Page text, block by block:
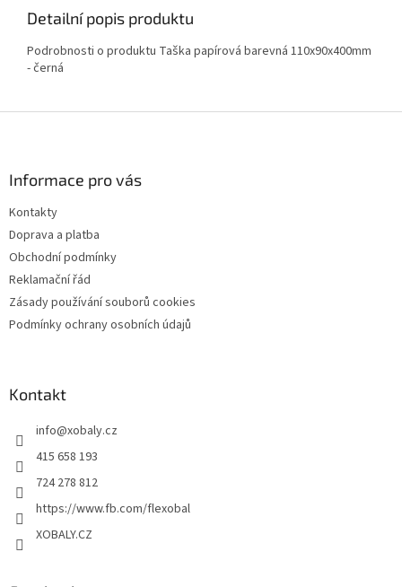
Detailní popis produktu
Podrobnosti o produktu Taška papírová barevná 110x90x400mm
- černá
Informace pro vás
Kontakty
Doprava a platba
Obchodní podmínky
Reklamační řád
Zásady používání souborů cookies
Podmínky ochrany osobních údajů
Kontakt
info@xobaly.cz
415 658 193
724 278 812
https://www.fb.com/flexobal
XOBALY.CZ